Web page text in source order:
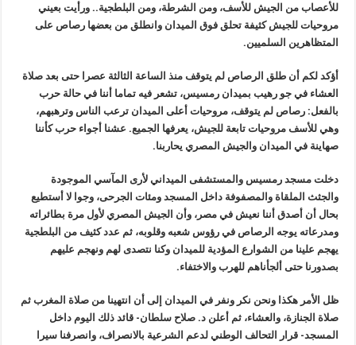
للأعصاب من الجيش للأسف، ومن الشرطة، ومن البلطجية.. ورأيت بعيني
مروحيات للجيش كثيفة تحلق فوق الميدان وانطلق من بعضها رصاص على
المتظاهرين السلميين.
أؤكد لكم أن طلق الرصاص لم يتوقف منذ الساعة الثالثة عصرا حتى بعد صلاة
العشاء في جو رهيب بميدان رمسيس، تشعر فيه تماما أننا في حالة حرب
بالفعل:رصاص لم يتوقف، مروحيات أعلى الميدان ترعب الناس وترهبهم،
وهي للأسف مروحيات تابعة للجيش، يعرفها الجميع. عشنا أجواء حرب كأننا
صهاينة في الميدان والجيش المصري يحاربنا.
دخلت مسجد رمسيس والمستشفى الميداني لأرى المآسي الموجودة
والجثث الملقاة والمصفوفة داخل المسجد ومئات الجرحى، وجوا لا أستطيع
بحال أن أصدق أننا نعيش في مصر، وأن الجيش المصري لأول مرة بطائراته
ومدرعاته يوجه الرصاص في رؤوس شعبه وقلوبه، ثم عدد كثيف من البلطجية
يهجم علينا من الشوارع المؤدية للميدان وكنا نتصدى لهم ونهجم عليهم
بصدورنا حتى ألجأناهم للهرب والاختفاء.
ظل الأمر هكذا ونحن نكر ونفر في الميدان إلى أن انتهينا من صلاة المغرب ثم
صلاة الجنازة، والعشاء، ثم أعلن د. صلاح سلطان- قائد ذلك اليوم داخل
المسجد- قرار التحالف الوطني لدعم الشرعية بالانصراف، وانصرفنا سيرا